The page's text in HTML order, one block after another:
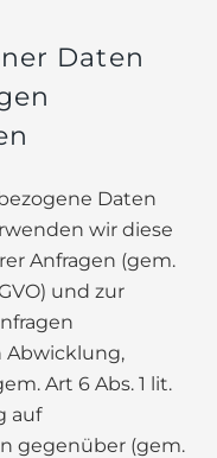
Daten
Daten
wir diese
Anfragen (gem.
und zur
Abwicklung,
Art 6 Abs. 1 lit.
auf
gegenüber (gem.